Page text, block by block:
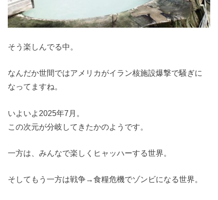
そう楽しんでる中。
なんだか世間ではアメリカがイラン核施設爆撃で騒ぎに
なってますね。
いよいよ2025年7月。
この次元が分岐してきたかのようです。
一方は、みんなで楽しくヒャッハーする世界。
そしてもう一方は戦争→食糧危機でゾンビになる世界。